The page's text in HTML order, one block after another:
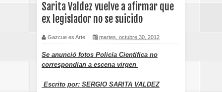
Sarita Valdez vuelve a afirmar que
ex legislador no se suicido
Gazcue es Arte martes, octubre 30, 2012
Se anunció fotos Policía Científica no
correspondían a escena virgen
Escrito por: SERGIO SARITA VALDEZ